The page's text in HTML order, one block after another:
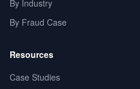
By Industry
By Fraud Case
Resources
Case Studies